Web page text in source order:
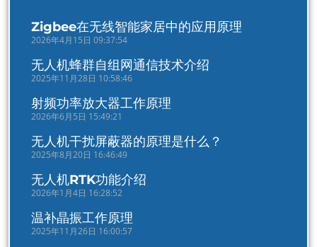
Zigbee在无线智能家居中的应用原理
2026年4月15日 09:37:54
无人机蜂群自组网通信技术介绍
2025年11月28日 10:58:46
射频功率放大器工作原理
2026年6月5日 15:49:21
无人机干扰屏蔽器的原理是什么？
2025年8月20日 16:46:49
无人机RTK功能介绍
2026年1月4日 16:28:52
温补晶振工作原理
2025年11月26日 16:00:57